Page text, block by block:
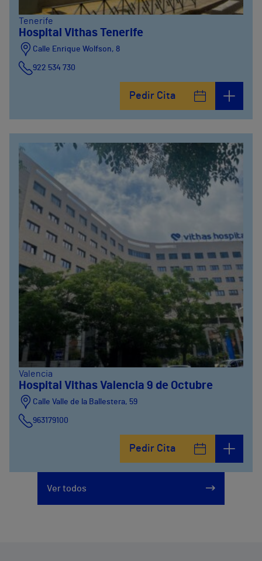
Tenerife
Hospital Vithas Tenerife
Calle Enrique Wolfson, 8
922 534 730
Pedir Cita
Valencia
Hospital Vithas Valencia 9 de Octubre
Calle Valle de la Ballestera, 59
963179100
Pedir Cita
Ver todos